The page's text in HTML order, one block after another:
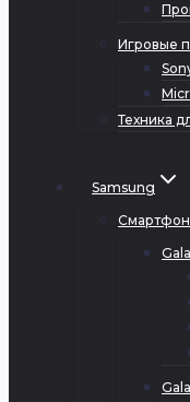
Игровые
Техника
Samsung